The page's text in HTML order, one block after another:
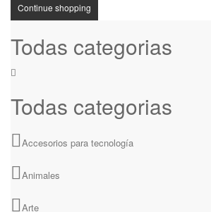
Continue shopping
Todas categorias
Todas categorias
Accesorios para tecnología
Animales
Arte